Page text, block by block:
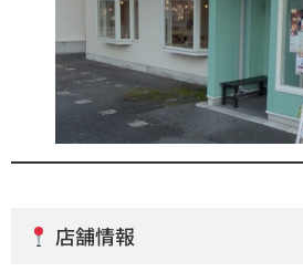
店舗情報